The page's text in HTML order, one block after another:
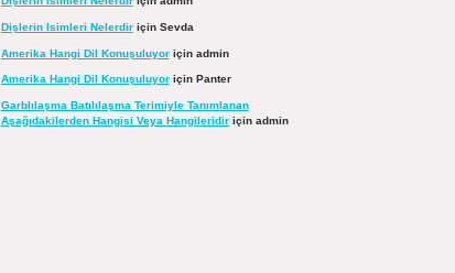
Dişlerin Isimleri Nelerdiriçin Sevda
Amerika Hangi Dil Konuşuluyoriçin admin
Amerika Hangi Dil Konuşuluyoriçin Panter
Garblılaşma Batılılaşma Terimiyle Tanımlanan
Aşağıdakilerden Hangisi Veya Hangileridiriçin admin